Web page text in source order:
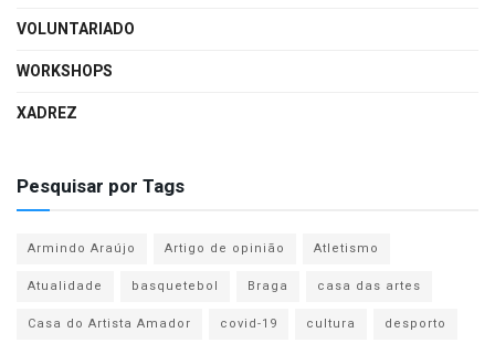
VOLUNTARIADO
WORKSHOPS
XADREZ
Pesquisar por Tags
Armindo Araújo Artigo de opinião
Atletismo
Atualidade
basquetebol Braga
casa das artes
Casa do Artista Amador
covid-19 cultura
desporto